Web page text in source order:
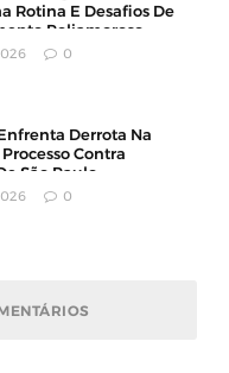
Rotina E Desafios De
Poliamoroso
0
Derrota Na
Contra
São Paulo
0